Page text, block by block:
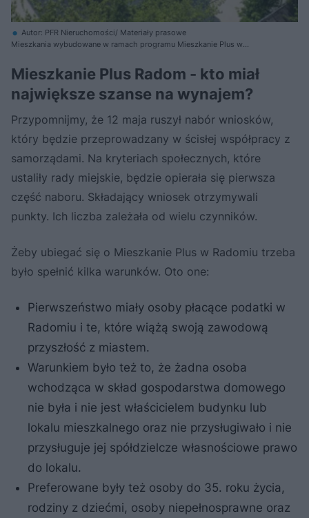
Autor: PFR Nieruchomości/ Materiały prasowe
Mieszkania wybudowane w ramach programu Mieszkanie Plus w
Mieszkanie Plus Radom - kto miał
największe szanse na wynajem?
Przypomnijmy, że 12 maja ruszył nabór wniosków,
który będzie przeprowadzany w ścisłej współpracy z
samorządami. Na kryteriach społecznych, które
ustaliły rady miejskie, będzie opierała się pierwsza
część naboru. Składający wniosek otrzymywali
punkty. Ich liczba zależała od wielu czynników.
Żeby ubiegać się o Mieszkanie Plus w Radomiu trzeba
było spełnić kilka warunków. Oto one:
Pierwszeństwo miały osoby płacące podatki w
Radomiu i te, które wiążą swoją zawodową
przyszłość z miastem.
Warunkiem było też to, że żadna osoba
wchodząca w skład gospodarstwa domowego
nie była i nie jest właścicielem budynku lub
lokalu mieszkalnego oraz nie przysługiwało i nie
przysługuje jej spółdzielcze własnościowe prawo
do lokalu.
Preferowane były też osoby do 35. roku życia,
rodziny z dziećmi, osoby niepełnosprawne oraz